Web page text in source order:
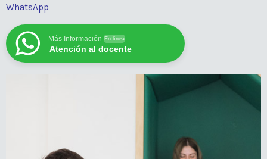
WhatsApp
Más Información En línea
Atención al docente